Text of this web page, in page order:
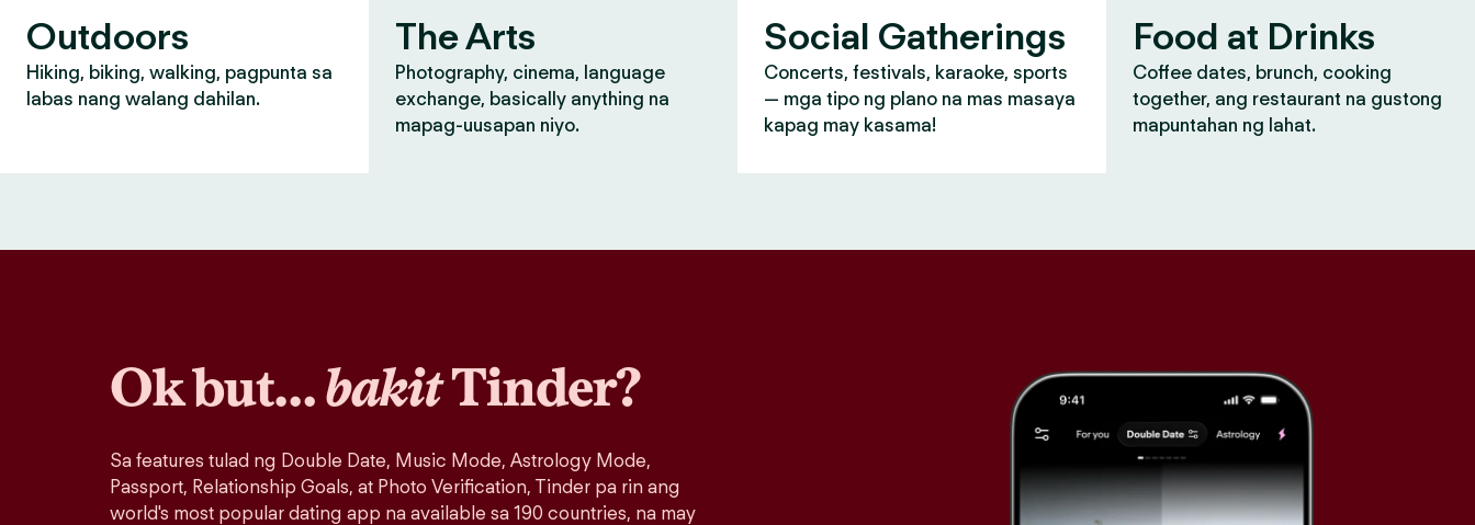
Outdoors
Hiking, biking, walking, pagpunta sa
labas nang walang dahilan.
The Arts
Photography, cinema, language
exchange, basically anything na
mapag-uusapan niyo.
Social Gatherings
Concerts, festivals, karaoke, sports
— mga tipo ng plano na mas masaya
kapag may kasama!
Food at Drinks
Coffee dates, brunch, cooking
together, ang restaurant na gustong
mapuntahan ng lahat.
Ok but…bakitTinder?
Sa features tulad ng Double Date, Music Mode, Astrology Mode,
Passport, Relationship Goals, at Photo Verification, Tinder pa rin ang
world's most popular dating app na available sa 190 countries, na may